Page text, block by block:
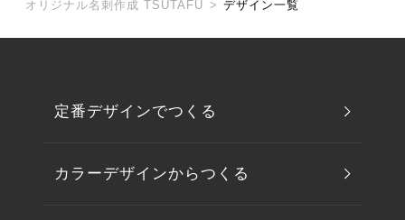
オリジナル名刺作成 TSUTAFU > デザイン一覧
定番デザインでつくる
カラーデザインからつくる